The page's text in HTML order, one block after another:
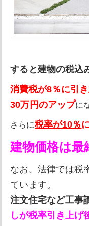
すると建物の税込
消費税が8％に引
30万円のアップに
さらに税率が10％
建物価格は最
なお、法律では税
ています。
注文住宅など工事
しが税率引き上げ